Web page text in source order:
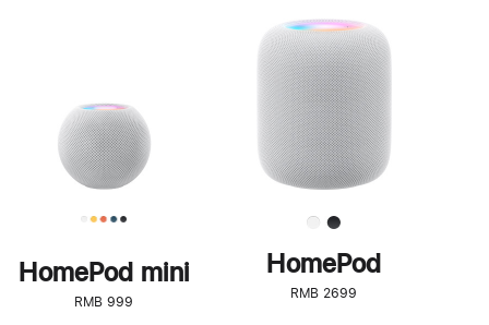
HomePod mini
RMB 999
步
了
解
HomePod<
HomePod
RMB 2699